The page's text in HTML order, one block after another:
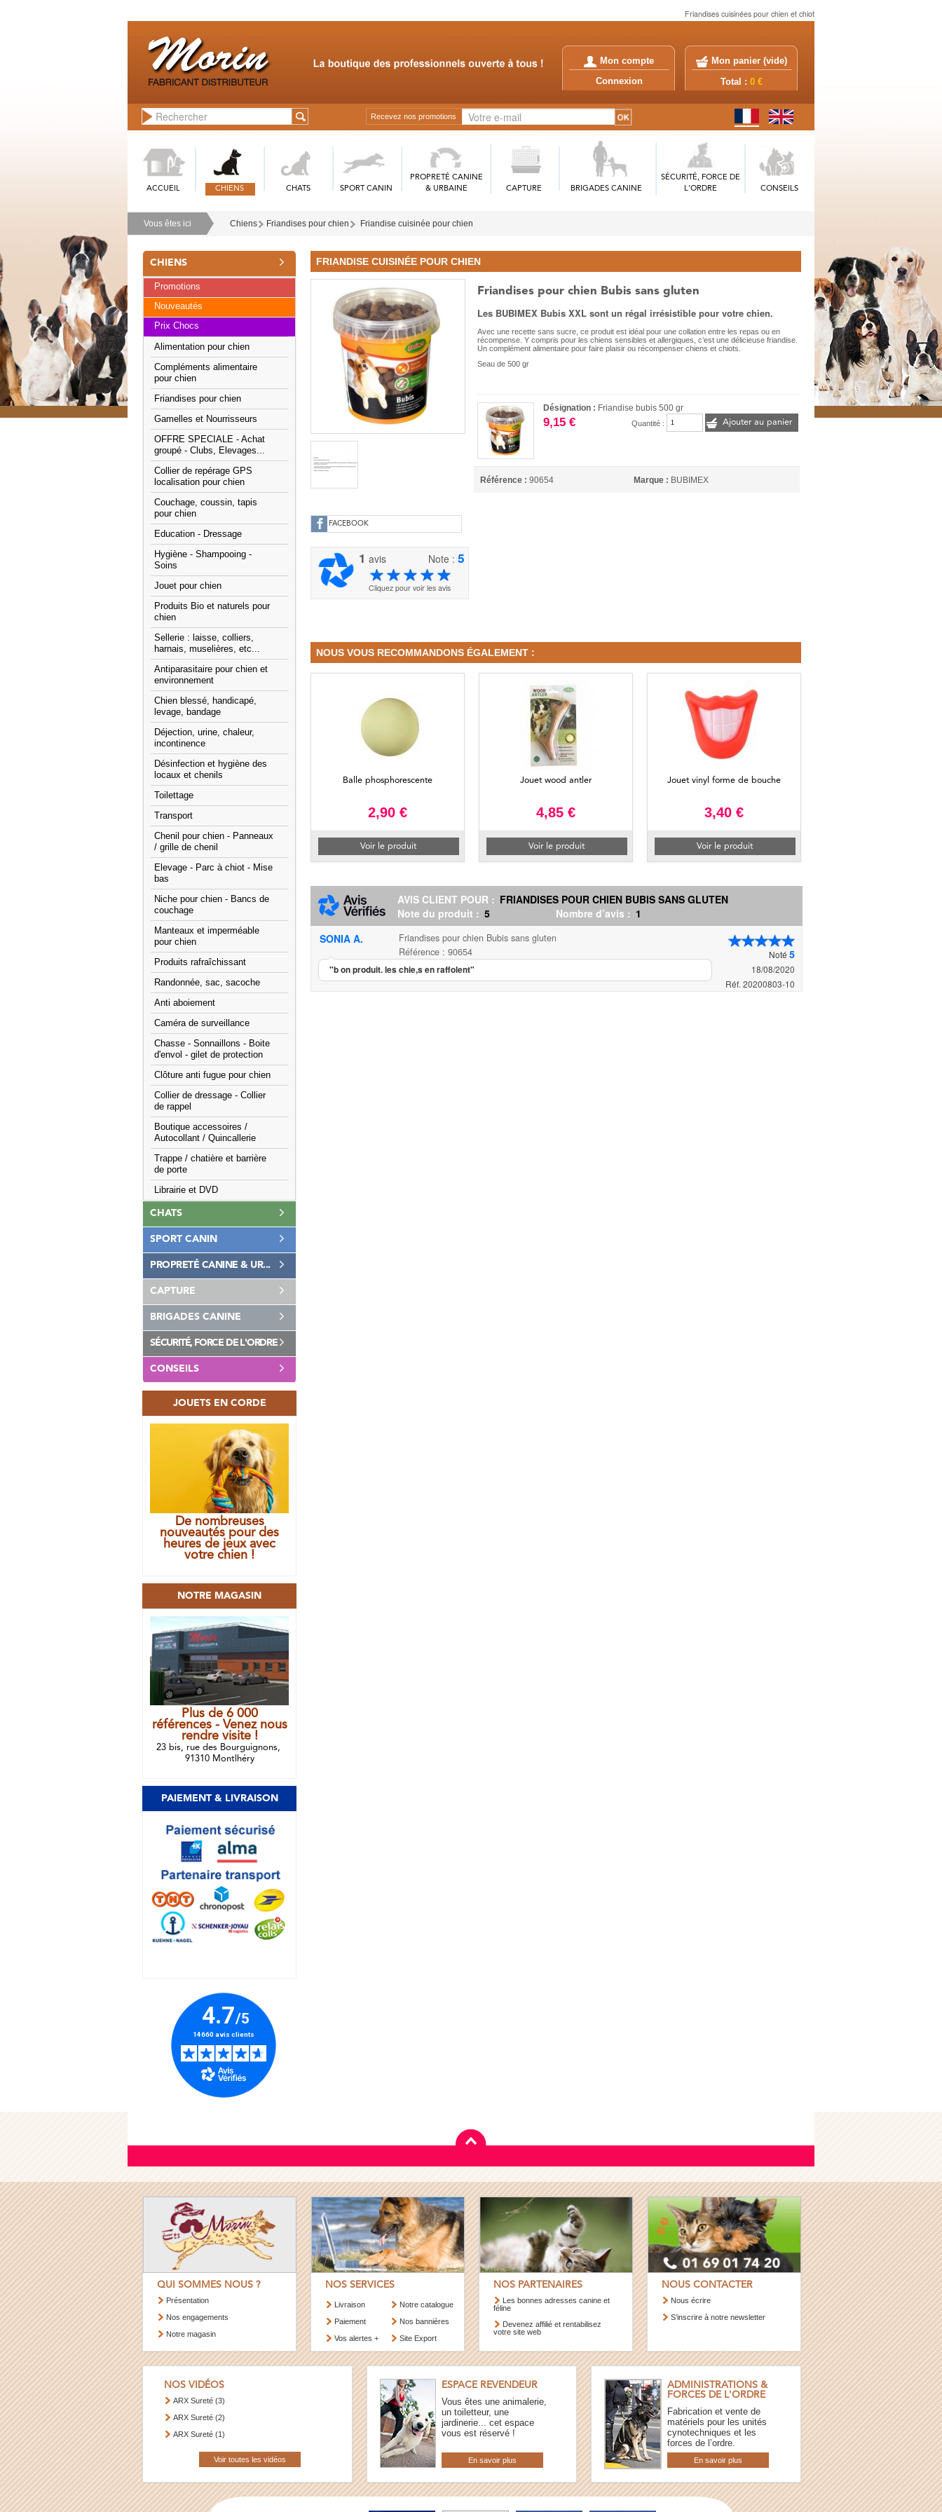
Friandises cuisinées pour chien et chiot
Mon compte
Connexion
Mon panier (vide)
Total : 0 €
Recevez nos promotions
ACCUEIL CHIENS CHATS SPORT CANIN
PROPRETÉ CANINE
& URBAINE
CAPTURE BRIGADES CANINE
SÉCURITÉ, FORCE DE
L'ORDRE
CONSEILS
Vous êtes ici Chiens Friandises pour chien Friandise cuisinée pour chien
CHIENS
Promotions
Nouveautés
Prix Chocs
Alimentation pour chien
Compléments alimentaire
pour chien
Friandises pour chien
Gamelles et Nourrisseurs
OFFRE SPECIALE - Achat
groupé - Clubs, Elevages...
Collier de repérage GPS
localisation pour chien
Couchage, coussin, tapis
pour chien
Education - Dressage
Hygiène - Shampooing -
Soins
Jouet pour chien
Produits Bio et naturels pour
chien
Sellerie : laisse, colliers,
harnais, muselières, etc...
Antiparasitaire pour chien et
environnement
Chien blessé, handicapé,
levage, bandage
Déjection, urine, chaleur,
incontinence
Désinfection et hygiène des
locaux et chenils
Toilettage
Transport
Chenil pour chien - Panneaux
/ grille de chenil
Elevage - Parc à chiot - Mise
bas
Niche pour chien - Bancs de
couchage
Manteaux et imperméable
pour chien
Produits rafraîchissant
Randonnée, sac, sacoche
Anti aboiement
Caméra de surveillance
Chasse - Sonnaillons - Boite
d'envol - gilet de protection
Clôture anti fugue pour chien
Collier de dressage - Collier
de rappel
Boutique accessoires /
Autocollant / Quincallerie
Trappe / chatière et barrière
de porte
Librairie et DVD
CHATS
SPORT CANIN
PROPRETÉ CANINE & UR...
CAPTURE
BRIGADES CANINE
SÉCURITÉ, FORCE DE L'ORDRE
CONSEILS
JOUETS EN CORDE
De nombreuses
nouveautés pour des
heures de jeux avec
votre chien !
NOTRE MAGASIN
Plus de 6 000
références - Venez nous
rendre visite !
23 bis, rue des Bourguignons,
91310 Montlhéry
PAIEMENT & LIVRAISON
FRIANDISE CUISINÉE POUR CHIEN
FACEBOOK
1 avis Note :5
Cliquez pour voir les avis
Friandises pour chien Bubis sans gluten
Les BUBIMEX Bubis XXL sont un régal irrésistible pour votre chien.
Avec une recette sans sucre, ce produit est idéal pour une collation entre les repas ou en
récompense. Y compris pour les chiens sensibles et allergiques, c’est une délicieuse friandise.
Un complément alimentaire pour faire plaisir ou récompenser chiens et chiots.
Seau de 500 gr
Désignation : Friandise bubis 500 gr
9,15 € Quantité : Ajouter au panier
Référence : 90654 Marque : BUBIMEX
NOUS VOUS RECOMMANDONS ÉGALEMENT :
Balle phosphorescente
2,90 €
Voir le produit
Jouet wood antler
4,85 €
Voir le produit
Jouet vinyl forme de bouche
3,40 €
Voir le produit
AVIS CLIENT POUR : FRIANDISES POUR CHIEN BUBIS SANS GLUTEN
Note du produit : 5 Nombre d’avis : 1
Noté 5
18/08/2020
Réf. 20200803-10
SONIA A.
Friandises pour chien Bubis sans gluten
Référence : 90654
"b on produit. les chie,s en raffolent"
QUI SOMMES NOUS ?
Présentation
Nos engagements
Notre magasin
NOS SERVICES
Livraison
Paiement
Vos alertes +
Notre catalogue
Nos bannières
Site Export
NOS PARTENAIRES
Les bonnes adresses canine et
féline
Devenez affilié et rentabilisez
votre site web
NOUS CONTACTER
Nous écrire
S’inscrire à notre newsletter
NOS VIDÉOS
ARX Sureté (3)
ARX Sureté (2)
ARX Sureté (1)
Voir toutes les vidéos
ESPACE REVENDEUR
Vous êtes une animalerie,
un toiletteur, une
jardinerie... cet espace
vous est réservé !
En savoir plus
ADMINISTRATIONS &
FORCES DE L'ORDRE
Fabrication et vente de
matériels pour les unités
cynotechniques et les
forces de l’ordre.
En savoir plus